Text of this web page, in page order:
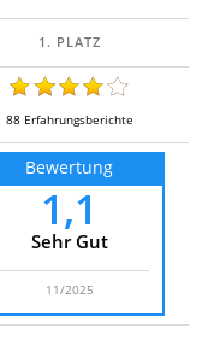
88 Erfahrungsberichte
Bewertung
1,1
Sehr Gut
11/2025